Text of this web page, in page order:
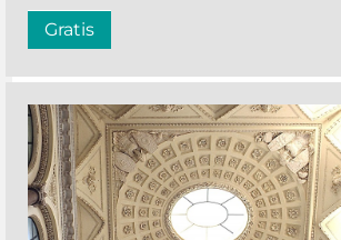
Gratis